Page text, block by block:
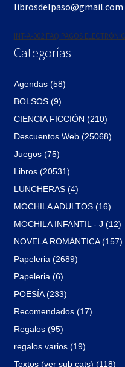
librosdelpaso@gmail.com
INT-A-002 FAQ PAGOS
Categorías
Agendas (58)
BOLSOS (9)
CIENCIA FICCIÓN (210)
Descuentos Web (25068)
Juegos (75)
Libros (20531)
LUNCHERAS (4)
MOCHILA ADULTOS (16)
MOCHILA INFANTIL - J (12)
NOVELA ROMÁNTICA (157)
Papeleria (2689)
Papeleria (6)
POESÍA (233)
Recomendados (17)
Regalos (95)
regalos varios (19)
Textos (ver sub cats) (118)